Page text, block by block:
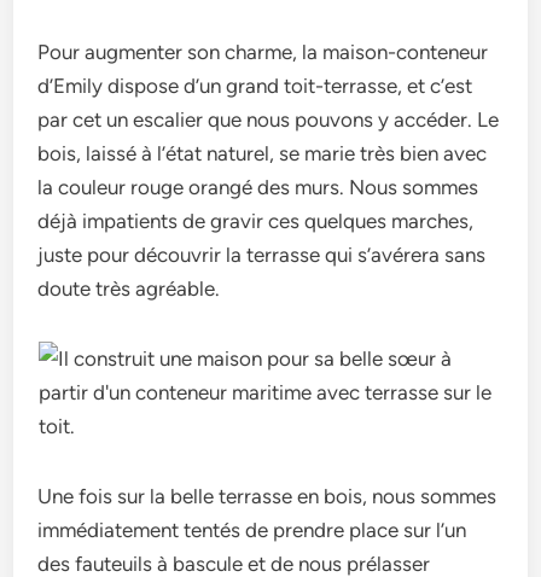
Pour augmenter son charme, la maison-conteneur
d’Emily dispose d’un grand toit-terrasse, et c’est
par cet un escalier que nous pouvons y accéder. Le
bois, laissé à l’état naturel, se marie très bien avec
la couleur rouge orangé des murs. Nous sommes
déjà impatients de gravir ces quelques marches,
juste pour découvrir la terrasse qui s’avérera sans
doute très agréable.
Une fois sur la belle terrasse en bois, nous sommes
immédiatement tentés de prendre place sur l’un
des fauteuils à bascule et de nous prélasser